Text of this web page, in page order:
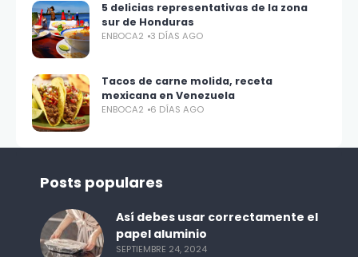
5 delicias representativas de la zona
sur de Honduras
ENBOCA2 3 DÍAS AGO
Tacos de carne molida, receta
mexicana en Venezuela
ENBOCA2 6 DÍAS AGO
Posts populares
Así debes usar correctamente el
papel aluminio
SEPTIEMBRE 24, 2024